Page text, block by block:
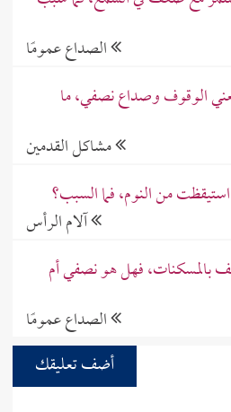
الصداع عمومًا
الوقوف وصداع نصفي، ما
مشاكل القدمين
استيقظت من النوم، فما السبب؟
آلام الرأس
بالمسكنات، فهل هو نصفي أم
الصداع عمومًا
أضف تعليقك